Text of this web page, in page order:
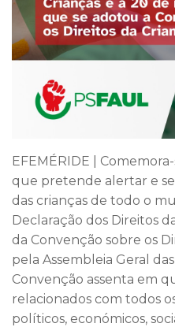
EFEMÉRIDE |
que pretende alertar e
das crianças de todo o
Declaração dos Direitos
da Convenção sobre os
pela Assembleia Geral
Convenção assenta em
relacionados com todos
políticos, económicos,